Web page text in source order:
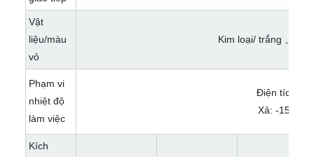
Vật
liệu/màu
vỏ
Kim loại/ trắng 、
Phạm vi
nhiệt độ
làm việc
Điện tích: 0
Xả: -15 ° C
Kích